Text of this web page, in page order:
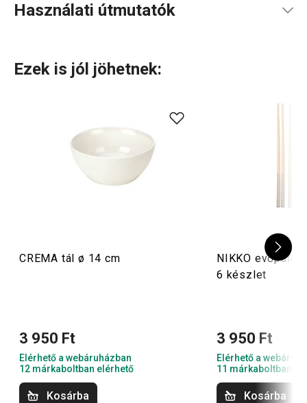
Használati útmutatók
Használati útmutató és biztonsági információk
Ezek is jól jöhetnek:
CREMA tál ø 14 cm
3 950 Ft
Elérhető a webáruházban
12 márkaboltban elérhető
Kosárba
NIKKO
6 készlet
3 950 Ft
Elérhető a
11 márkaboltban
Kosárba